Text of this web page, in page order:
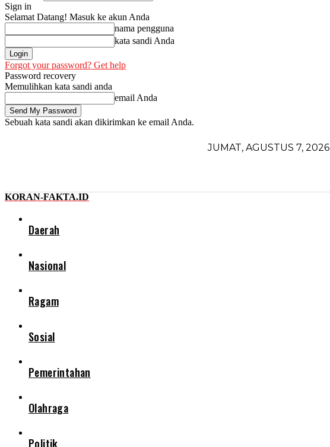
Sign in
Selamat Datang! Masuk ke akun Anda
nama pengguna
kata sandi Anda
Forgot your password? Get help
Password recovery
Memulihkan kata sandi anda
email Anda
Sebuah kata sandi akan dikirimkan ke email Anda.
JUMAT, AGUSTUS 7, 2026
KORAN-FAKTA.ID
Daerah
Nasional
Ragam
Sosial
Pemerintahan
Olahraga
Politik